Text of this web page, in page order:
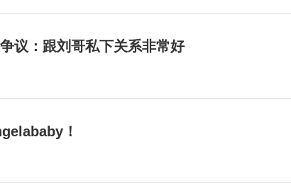
议：跟刘哥私下关系非常好
！